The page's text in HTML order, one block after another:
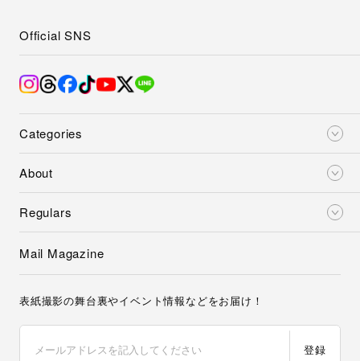
Categories
About
Regulars
Official SNS
Mail Magazine
表紙撮影の舞台裏やイベント情報などをお届け！
登録